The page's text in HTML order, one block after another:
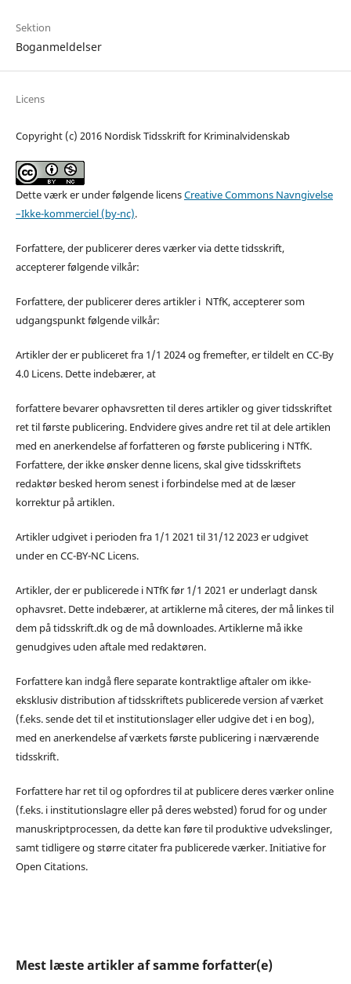
Sektion
Boganmeldelser
Licens
Copyright (c) 2016 Nordisk Tidsskrift for Kriminalvidenskab
Dette værk er under følgende licensCreative Commons Navngivelse
–Ikke-kommerciel (by-nc).
Forfattere, der publicerer deres værker via dette tidsskrift,
accepterer følgende vilkår:
Forfattere, der publicerer deres artikler i NTfK, accepterer som
udgangspunkt følgende vilkår:
Artikler der er publiceret fra 1/1 2024 og fremefter, er tildelt en CC-By
4.0 Licens. Dette indebærer, at
forfattere bevarer ophavsretten til deres artikler og giver tidsskriftet
ret til første publicering. Endvidere gives andre ret til at dele artiklen
med en anerkendelse af forfatteren og første publicering i NTfK.
Forfattere, der ikke ønsker denne licens, skal give tidsskriftets
redaktør besked herom senest i forbindelse med at de læser
korrektur på artiklen.
Artikler udgivet i perioden fra 1/1 2021 til 31/12 2023 er udgivet
under en CC-BY-NC Licens.
Artikler, der er publicerede i NTfK før 1/1 2021 er underlagt dansk
ophavsret. Dette indebærer, at artiklerne må citeres, der må linkes til
dem på tidsskrift.dk og de må downloades. Artiklerne må ikke
genudgives uden aftale med redaktøren.
Forfattere kan indgå flere separate kontraktlige aftaler om ikke-
eksklusiv distribution af tidsskriftets publicerede version af værket
(f.eks. sende det til et institutionslager eller udgive det i en bog),
med en anerkendelse af værkets første publicering i nærværende
tidsskrift.
Forfattere har ret til og opfordres til at publicere deres værker online
(f.eks. i institutionslagre eller på deres websted) forud for og under
manuskriptprocessen, da dette kan føre til produktive udvekslinger,
samt tidligere og større citater fra publicerede værker. Initiative for
Open Citations.
Mest læste artikler af samme forfatter(e)